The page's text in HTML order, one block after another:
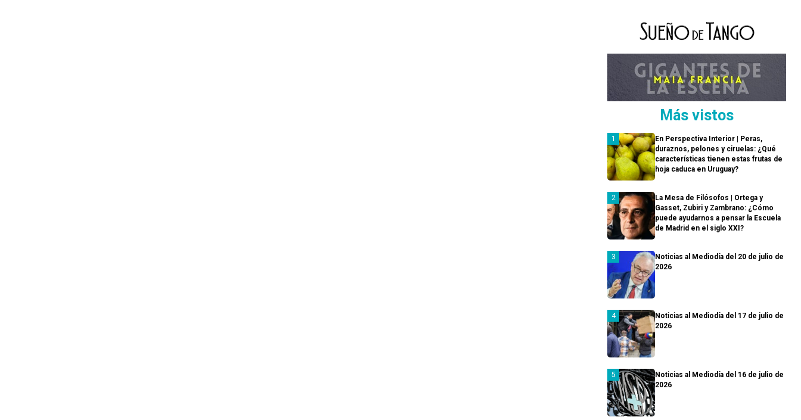
Más vistos
En Perspectiva Interior | Peras,
duraznos, pelones y ciruelas: ¿Qué
características tienen estas frutas de
hoja caduca en Uruguay?
La Mesa de Filósofos | Ortega y
Gasset, Zubiri y Zambrano: ¿Cómo
puede ayudarnos a pensar la Escuela
de Madrid en el siglo XXI?
Noticias al Mediodía del 20 de julio de
2026
Noticias al Mediodía del 17 de julio de
2026
Noticias al Mediodía del 16 de julio de
2026